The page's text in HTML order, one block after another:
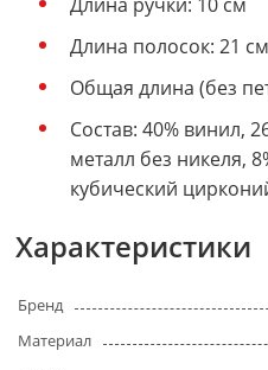
Длина полосок: 21 см
Общая длина (без
Состав: 40% винил,
металл без никеля,
кубический
Характеристики
Бренд
Материал